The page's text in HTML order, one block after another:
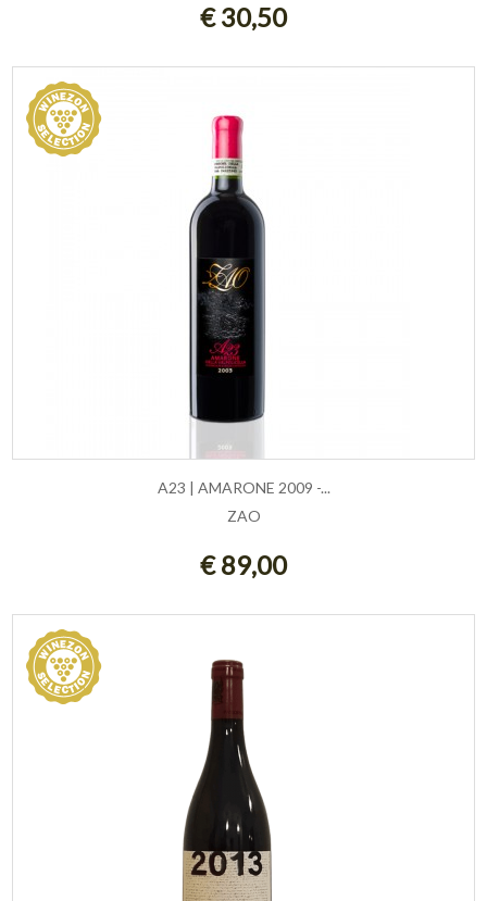
€ 30,50
AGGIUNGI AL CARRELLO
A23 | AMARONE 2009 -...
ZAO
€ 89,00